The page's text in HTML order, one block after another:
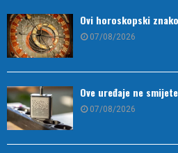
Ovi horoskopski
07/08/2026
Ove uređaje ne
07/08/2026